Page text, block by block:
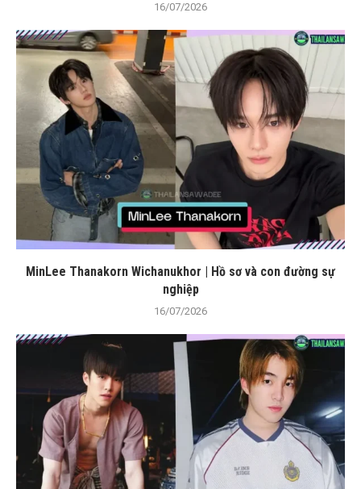
16/07/2026
MinLee Thanakorn Wichanukhor | Hồ sơ và con đường sự
nghiệp
16/07/2026